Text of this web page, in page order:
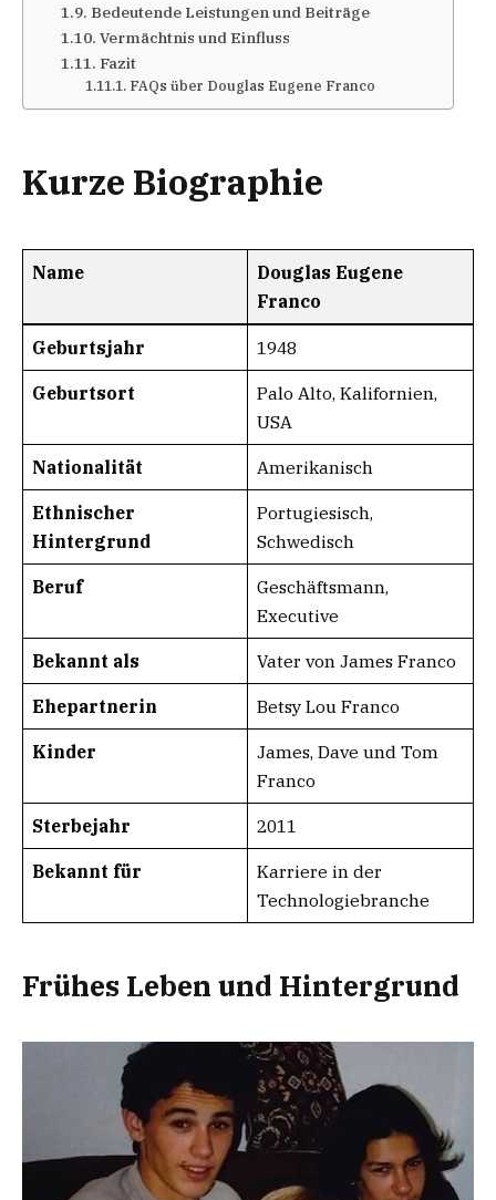
Bedeutende Leistungen und Beiträge
Vermächtnis und Einfluss
Fazit
FAQs über Douglas Eugene Franco
Kurze Biographie
Name
Douglas Eugene
Franco
Geburtsjahr 1948
Geburtsort
Palo Alto, Kalifornien,
USA
Nationalität Amerikanisch
Ethnischer
Hintergrund
Portugiesisch,
Schwedisch
Beruf
Geschäftsmann,
Executive
Bekannt als Vater von James Franco
Ehepartnerin Betsy Lou Franco
Kinder
James, Dave und Tom
Franco
Sterbejahr 2011
Bekannt für
Karriere in der
Technologiebranche
Frühes Leben und Hintergrund